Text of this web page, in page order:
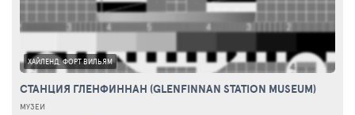
ХАЙЛЕНД, ФОРТ ВИЛЬЯМ
СТАНЦИЯ ГЛЕНФИННАН (GLENFINNAN STATION MUSEUM)
МУЗЕИ